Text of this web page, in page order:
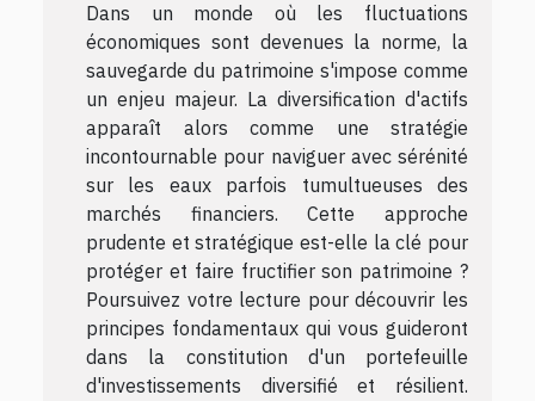
Dans un monde où les fluctuations
économiques sont devenues la norme, la
sauvegarde du patrimoine s'impose comme
un enjeu majeur. La diversification d'actifs
apparaît alors comme une stratégie
incontournable pour naviguer avec sérénité
sur les eaux parfois tumultueuses des
marchés financiers. Cette approche
prudente et stratégique est-elle la clé pour
protéger et faire fructifier son patrimoine ?
Poursuivez votre lecture pour découvrir les
principes fondamentaux qui vous guideront
dans la constitution d'un portefeuille
d'investissements diversifié et résilient.